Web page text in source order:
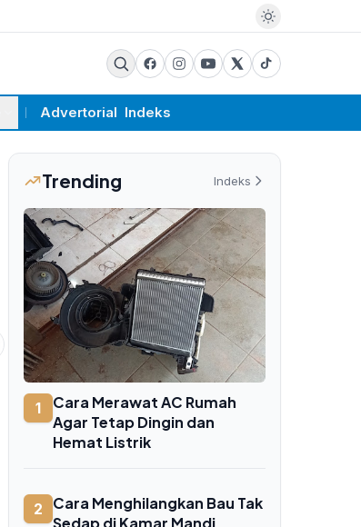
Advertorial Indeks
PEMERINTAHAN
216 Mesin Pertanian Bantuan
Pemerintah Tiba di Kediri, Petani
Tak Lagi Andalkan Tenaga Manual
Trending Indeks
1
Cara Merawat AC Rumah
Agar Tetap Dingin dan
Hemat Listrik
2
Cara Menghilangkan Bau Tak
Sedap di Kamar Mandi